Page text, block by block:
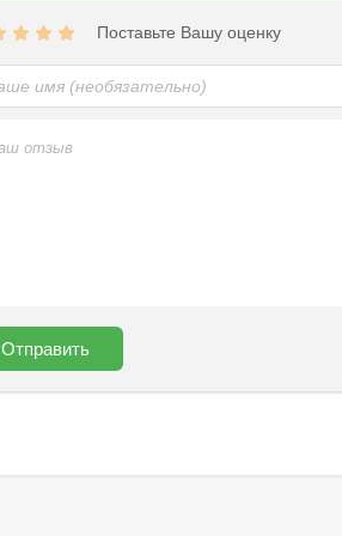
Поставьте Вашу оценку
Отправить